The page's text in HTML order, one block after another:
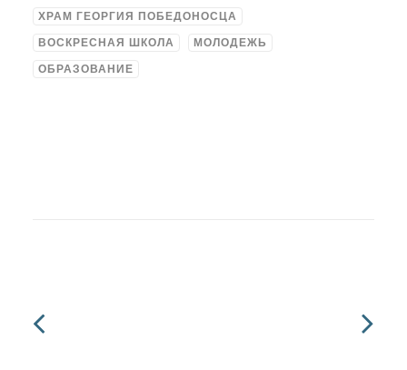
ХРАМ ГЕОРГИЯ ПОБЕДОНОСЦА
ВОСКРЕСНАЯ ШКОЛА МОЛОДЕЖЬ
ОБРАЗОВАНИЕ